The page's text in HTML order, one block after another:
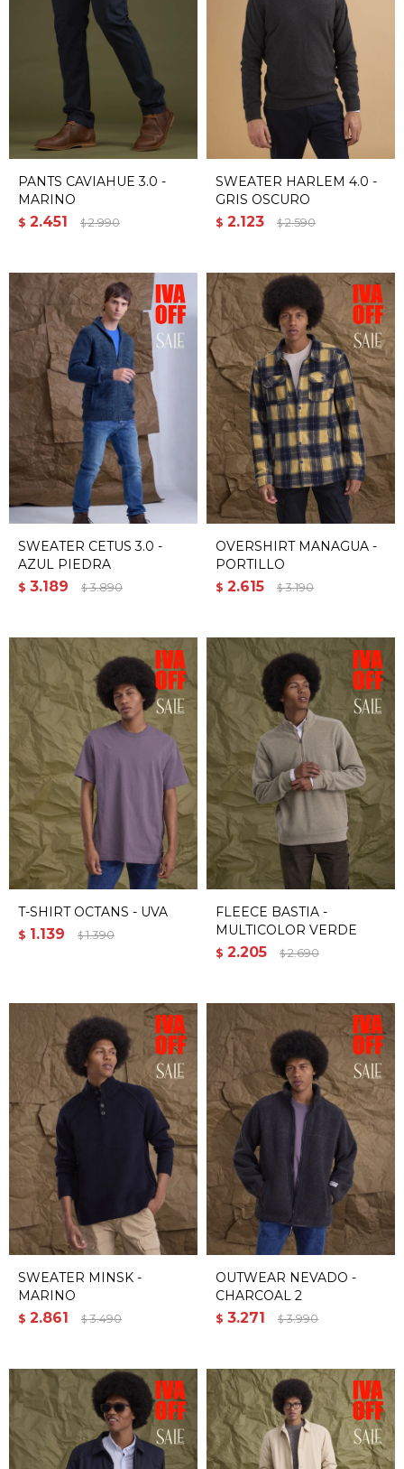
PANTS CAVIAHUE 3.0 -
MARINO
$ 2.451 $ 2.990
SWEATER HARLEM 4.0 -
GRIS OSCURO
$ 2.123 $ 2.590
SWEATER CETUS 3.0 -
AZUL PIEDRA
$ 3.189 $ 3.890
OVERSHIRT MANAGUA -
PORTILLO
$ 2.615 $ 3.190
T-SHIRT OCTANS - UVA
$ 1.139 $ 1.390
FLEECE BASTIA -
MULTICOLOR VERDE
$ 2.205 $ 2.690
SWEATER MINSK -
MARINO
$ 2.861 $ 3.490
OUTWEAR NEVADO -
CHARCOAL 2
$ 3.271 $ 3.990